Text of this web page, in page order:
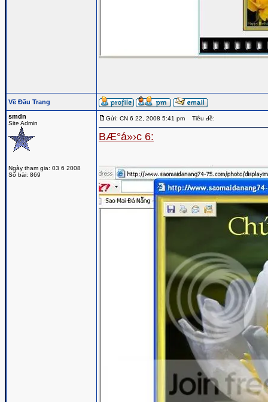
Về Đầu Trang
smdn
Site Admin
Ngày tham gia: 03 6 2008
Số bài: 869
Gửi: CN 6 22, 2008 5:41 pm Tiêu đề:
BÆ°á»›c 6: